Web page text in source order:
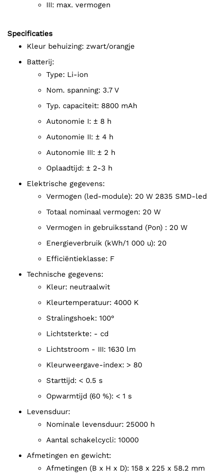
III: max. vermogen
Specificaties
kleur behuizing: zwart/orangje
batterij:
type: Li-ion
nom. spanning: 3.7 V
typ. capaciteit: 8800 mAh
autonomie I: ± 8 h
autonomie II: ± 4 h
autonomie III: ± 2 h
oplaadtijd: ± 2-3 h
elektrische gegevens:
vermogen (led-module): 20 W 2835 SMD-led
totaal nominaal vermogen: 20 W
vermogen in gebruiksstand (Pon) : 20 W
energieverbruik (kWh/1 000 u): 20
efficiëntieklasse: F
technische gegevens:
kleur: neutraalwit
kleurtemperatuur: 4000 K
stralingshoek: 100°
lichtsterkte: - cd
lichtstroom - III: 1630 lm
kleurweergave-index: > 80
starttijd: < 0.5 s
opwarmtijd (60 %): < 1 s
levensduur:
nominale levensduur: 25000 h
aantal schakelcycli: 10000
afmetingen en gewicht:
afmetingen (B x H x D): 158 x 225 x 58.2 mm